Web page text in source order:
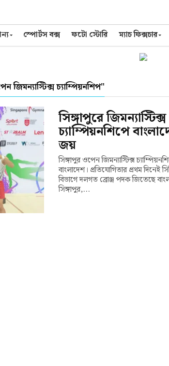
স্পোর্টস বক্স ফটো স্টোরি ম্যাচ ফিক্সচার
চ্যাম্পিয়নশিপ"
সিঙ্গাপুরে জিমন্যাস্টিক্স
চ্যাম্পিয়নশিপে
জয়
সিঙ্গাপুর ওপেন জিমন্যাস্টিক্স
বাংলাদেশ। প্রতিযোগিতার প্রথম
বিভাগে দলগত ব্রোঞ্জ পদক জিতেছে
সিঙ্গাপুর,...